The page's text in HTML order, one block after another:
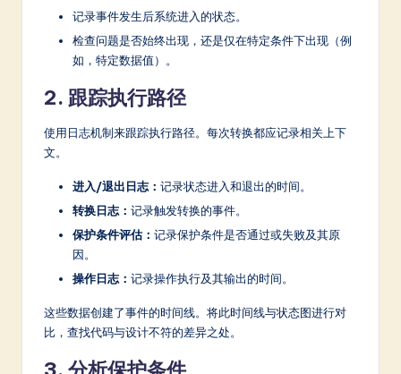
记录事件发生后系统进入的状态。
检查问题是否始终出现，还是仅在特定条件下出现（例
如，特定数据值）。
2. 跟踪执行路径
使用日志机制来跟踪执行路径。每次转换都应记录相关上下
文。
进入/退出日志： 记录状态进入和退出的时间。
转换日志： 记录触发转换的事件。
保护条件评估： 记录保护条件是否通过或失败及其原
因。
操作日志： 记录操作执行及其输出的时间。
这些数据创建了事件的时间线。将此时间线与状态图进行对
比，查找代码与设计不符的差异之处。